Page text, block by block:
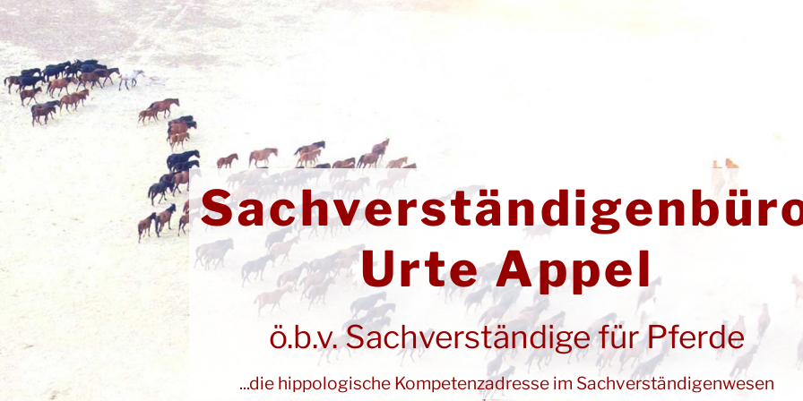
Zum
Inhalt
springen
Urte Appel
ö.b.v. Sachverständige für Pferde
...die hippologische Kompetenzadresse im Sachverständigenwesen